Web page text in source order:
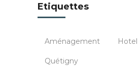
Etiquettes
Aménagement Hotel
Quétigny